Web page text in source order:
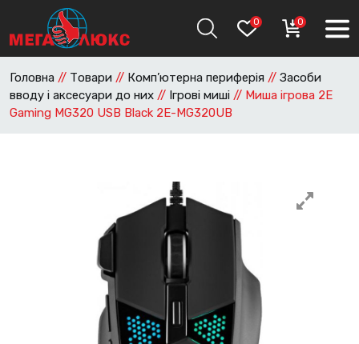
0 0
Головна // Товари // Комп’ютерна периферія // Засоби
вводу і аксесуари до них // Ігрові миші // Миша ігрова 2E
Gaming MG320 USB Black 2E-MG320UB